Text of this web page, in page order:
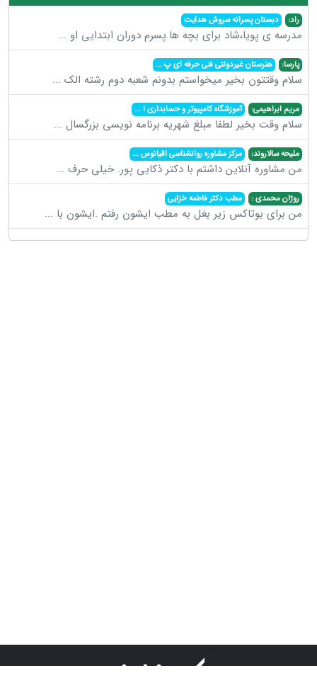
راد: دبستان پسرانه سروش هدایت
مدرسه ی پویا،شاد برای بچه ها.پسرم دوران ابتدایی او ...
پارسا: هنرستان غیردولتی فنی حرفه ای پ...
سلام وقتتون بخیر میخواستم بدونم شعبه دوم رشته الک ...
مریم ابراهیمی: آموزشگاه کامپیوتر و حسابداری ا...
سلام وقت بخیر لطفا مبلغ شهریه برنامه نویسی بزرگسال ...
ملیحه سالاروند: مرکز مشاوره روانشناسی اقیانوس...
من مشاوره آنلاین داشتم با دکتر ذکایی پور. خیلی حرف ...
روژان محمدی : مطب دکتر فاطمه خزایی
من برای بوتاکس زیر بغل به مطب ایشون رفتم .ایشون با ...